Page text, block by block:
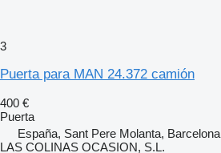
3
Puerta para MAN 24.372 camión
400 €
Puerta
España, Sant Pere Molanta, Barcelona
LAS COLINAS OCASION, S.L.